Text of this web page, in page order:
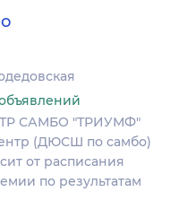
САМБО "ТРИУМФ"
(ДЮСШ по самбо)
от расписания
по результатам